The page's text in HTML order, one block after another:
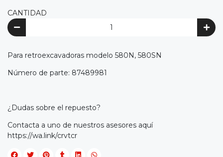
CANTIDAD
Para retroexcavadoras modelo 580N, 580SN
Número de parte: 87489981
¿Dudas sobre el repuesto?
Contacta a uno de nuestros asesores aquí
https://wa.link/crvtcr